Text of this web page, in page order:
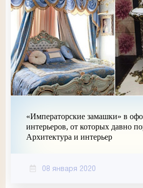
«Императорские замашки» в
интерьеров, от которых давно
Архитектура и интерьер
08 января 2020